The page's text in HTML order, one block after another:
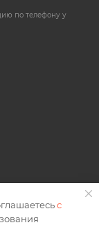
по телефону у
с